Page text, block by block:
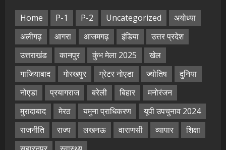
Home P-1 P-2 Uncategorized
अयोध्या
अलीगढ़
आगरा आजमगढ़ इंडिया
उत्तर प्रदेश
उत्तराखंड
कानपुर कुंभ मेला 2025
खेल
गाजियाबाद
गोरखपुर ग्रेटर नोएडा ज्योतिष
दुनिया
नोएडा
प्रयागराज बरेली बिहार
मनोरंजन
मुरादाबाद
मेरठ यमुना प्राधिकरण
यूपी उपचुनाव 2024
राजनीति
राज्य लखनऊ वाराणसी व्यापार
शिक्षा